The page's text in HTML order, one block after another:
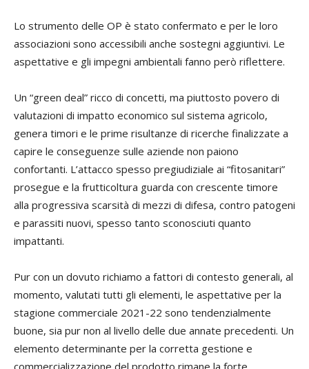
Lo strumento delle OP è stato confermato e per le loro
associazioni sono accessibili anche sostegni aggiuntivi. Le
aspettative e gli impegni ambientali fanno però riflettere.
Un “green deal” ricco di concetti, ma piuttosto povero di
valutazioni di impatto economico sul sistema agricolo,
genera timori e le prime risultanze di ricerche finalizzate a
capire le conseguenze sulle aziende non paiono
confortanti. L’attacco spesso pregiudiziale ai “fitosanitari”
prosegue e la frutticoltura guarda con crescente timore
alla progressiva scarsità di mezzi di difesa, contro patogeni
e parassiti nuovi, spesso tanto sconosciuti quanto
impattanti.
Pur con un dovuto richiamo a fattori di contesto generali, al
momento, valutati tutti gli elementi, le aspettative per la
stagione commerciale 2021-22 sono tendenzialmente
buone, sia pur non al livello delle due annate precedenti. Un
elemento determinante per la corretta gestione e
commercializzazione del prodotto rimane la forte